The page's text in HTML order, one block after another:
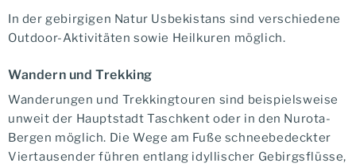
In der gebirgigen Natur Usbekistans sind verschiedene
Outdoor-Aktivitäten sowie Heilkuren möglich.
Wandern und Trekking
Wanderungen und Trekkingtouren sind beispielsweise
unweit der Hauptstadt Taschkent oder in den Nurota-
Bergen möglich. Die Wege am Fuße schneebedeckter
Viertausender führen entlang idyllischer Gebirgsflüsse,